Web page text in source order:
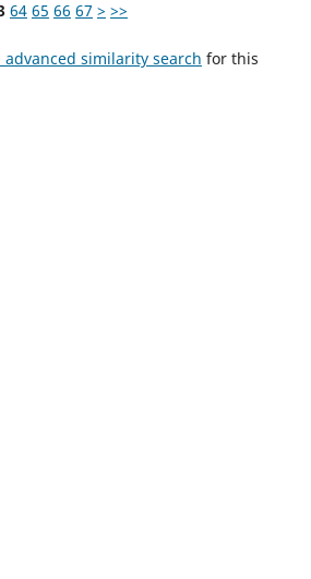
64 65 66 67 > >>
similarity search for this